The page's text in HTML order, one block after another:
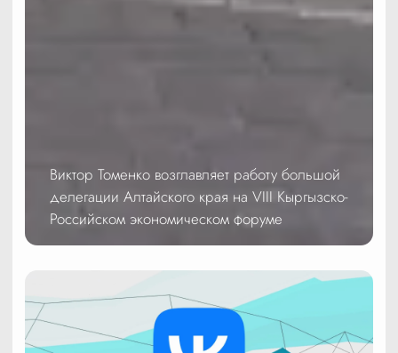
Виктор Томенко возглавляет работу большой
делегации Алтайского края на VIII Кыргызско-
Российском экономическом форуме